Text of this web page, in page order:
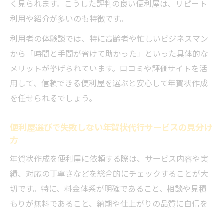
く見られます。こうした評判の良い便利屋は、リピート
利用や紹介が多いのも特徴です。
利用者の体験談では、特に高齢者や忙しいビジネスマン
から「時間と手間が省けて助かった」といった具体的な
メリットが挙げられています。口コミや評価サイトを活
用して、信頼できる便利屋を選ぶと安心して年賀状作成
を任せられるでしょう。
便利屋選びで失敗しない年賀状代行サービスの見分け
方
年賀状作成を便利屋に依頼する際は、サービス内容や実
績、対応の丁寧さなどを総合的にチェックすることが大
切です。特に、料金体系が明確であること、相談や見積
もりが無料であること、納期や仕上がりの品質に自信を